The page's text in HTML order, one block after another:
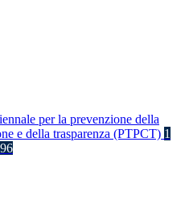
per la prevenzione della
e della trasparenza (PTPCT) 1